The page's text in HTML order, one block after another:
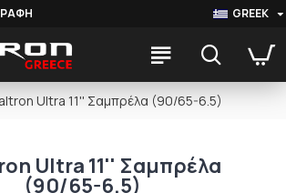
GREEK
Ultra 11'' Σαμπρέλα (90/65-6.5)
Ultra 11'' Σαμπρέλα
(90/65-6.5)